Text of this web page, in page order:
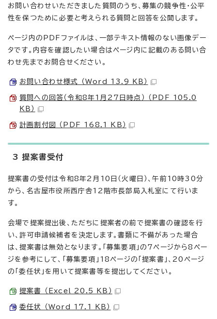
お問い合わせいただきました質問のうち、募集の競争性・公平
性を保つために必要と考えられる質問と回答を公開します。
ページ内のPDFファイルは、一部テキスト情報のない画像デー
タです。内容を確認したい場合はページ内に記載のある問い合
わせ先までお問合せください。
お問い合わせ様式 （Word 13.9 KB）
質問への回答（令和8年1月27日時点） （PDF 105.0
KB）
計画割付図 （PDF 168.1 KB）
3 提案書受付
提案書の受付は令和8年2月10日（火曜日）、午前10時30分
から、名古屋市役所西庁舎12階市長部局入札室にて行いま
す。
会場で提案提出後、ただちに提案者の前で提案書の確認を行
い、許可申請候補者を決定します。書類に不備があった場合
は、提案書は無効となります。「募集要項」の7ページから8ペー
ジを参考にして、「募集要項」18ページの「提案書」、20ページ
の「委任状」を用いて提案書等を提出してください。
提案書 （Excel 20.5 KB）
委任状 （Word 17.1 KB）